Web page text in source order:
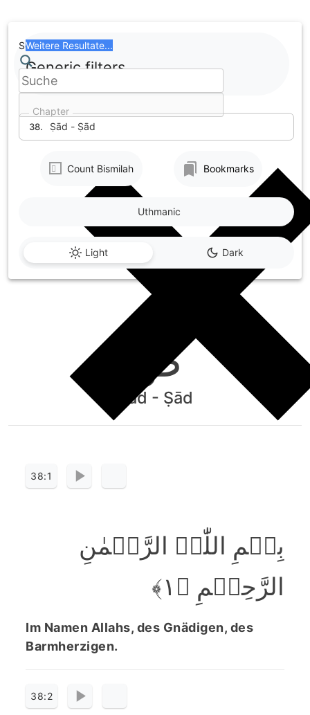
to
content
Chapter
38. Ṣād - Ṣād
Search
Weitere Resultate...
Generic filters
Count Bismilah Bookmarks
Light Dark
Uthmanic
صٓ
Ṣād - Ṣād
38:1
بِسۡمِ اللّٰہِ الرَّحۡمٰنِ
الرَّحِیۡمِ ﴿۱﴾
Im Namen Allahs, des Gnädigen, des
Barmherzigen.
38:2